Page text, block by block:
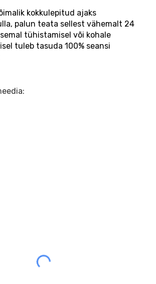
kokkulepitud ajaks
palun teata sellest vähemalt 24
tühistamisel või kohale
tuleb tasuda 100% seansi